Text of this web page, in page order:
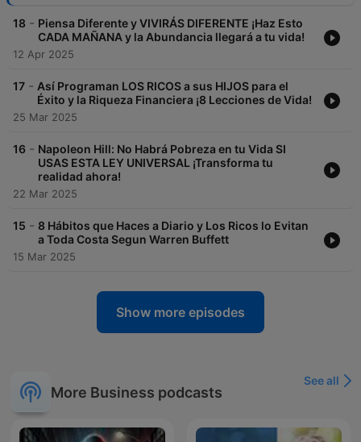
finanzas para familias
18 - Piensa Diferente y VIVIRÁS DIFERENTE ¡Haz Esto
CADA MAÑANA y la Abundancia llegará a tu vida!
12 Apr 2025
17 - Así Programan LOS RICOS a sus HIJOS para el
Éxito y la Riqueza Financiera ¡8 Lecciones de Vida!
25 Mar 2025
16 - Napoleon Hill: No Habrá Pobreza en tu Vida SI
USAS ESTA LEY UNIVERSAL ¡Transforma tu
realidad ahora!
22 Mar 2025
15 - 8 Hábitos que Haces a Diario y Los Ricos lo Evitan
a Toda Costa Segun Warren Buffett
15 Mar 2025
Show more episodes
More Business podcasts
See all